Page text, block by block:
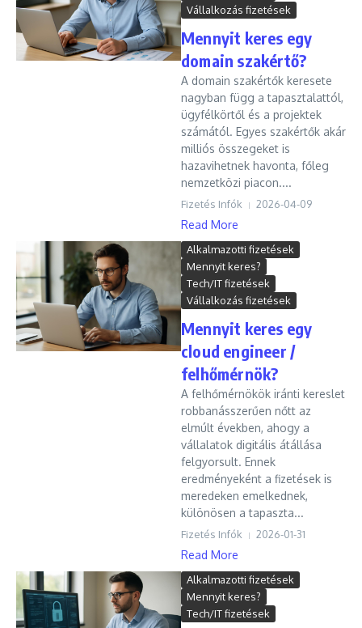
Vállalkozás fizetések
Mennyit keres egy
domain szakértő?
A domain szakértők keresete
nagyban függ a tapasztalattól,
ügyfélkörtől és a projektek
számától. Egyes szakértők akár
milliós összegeket is
hazavihetnek havonta, főleg
nemzetközi piacon....
Fizetés Infók 2026-04-09
Read More
Alkalmazotti fizetések
Mennyit keres?
Tech/IT fizetések
Vállalkozás fizetések
Mennyit keres egy
cloud engineer /
felhőmérnök?
A felhőmérnökök iránti kereslet
robbanásszerűen nőtt az
elmúlt években, ahogy a
vállalatok digitális átállása
felgyorsult. Ennek
eredményeként a fizetések is
meredeken emelkednek,
különösen a tapaszta...
Fizetés Infók 2026-01-31
Read More
Alkalmazotti fizetések
Mennyit keres?
Tech/IT fizetések